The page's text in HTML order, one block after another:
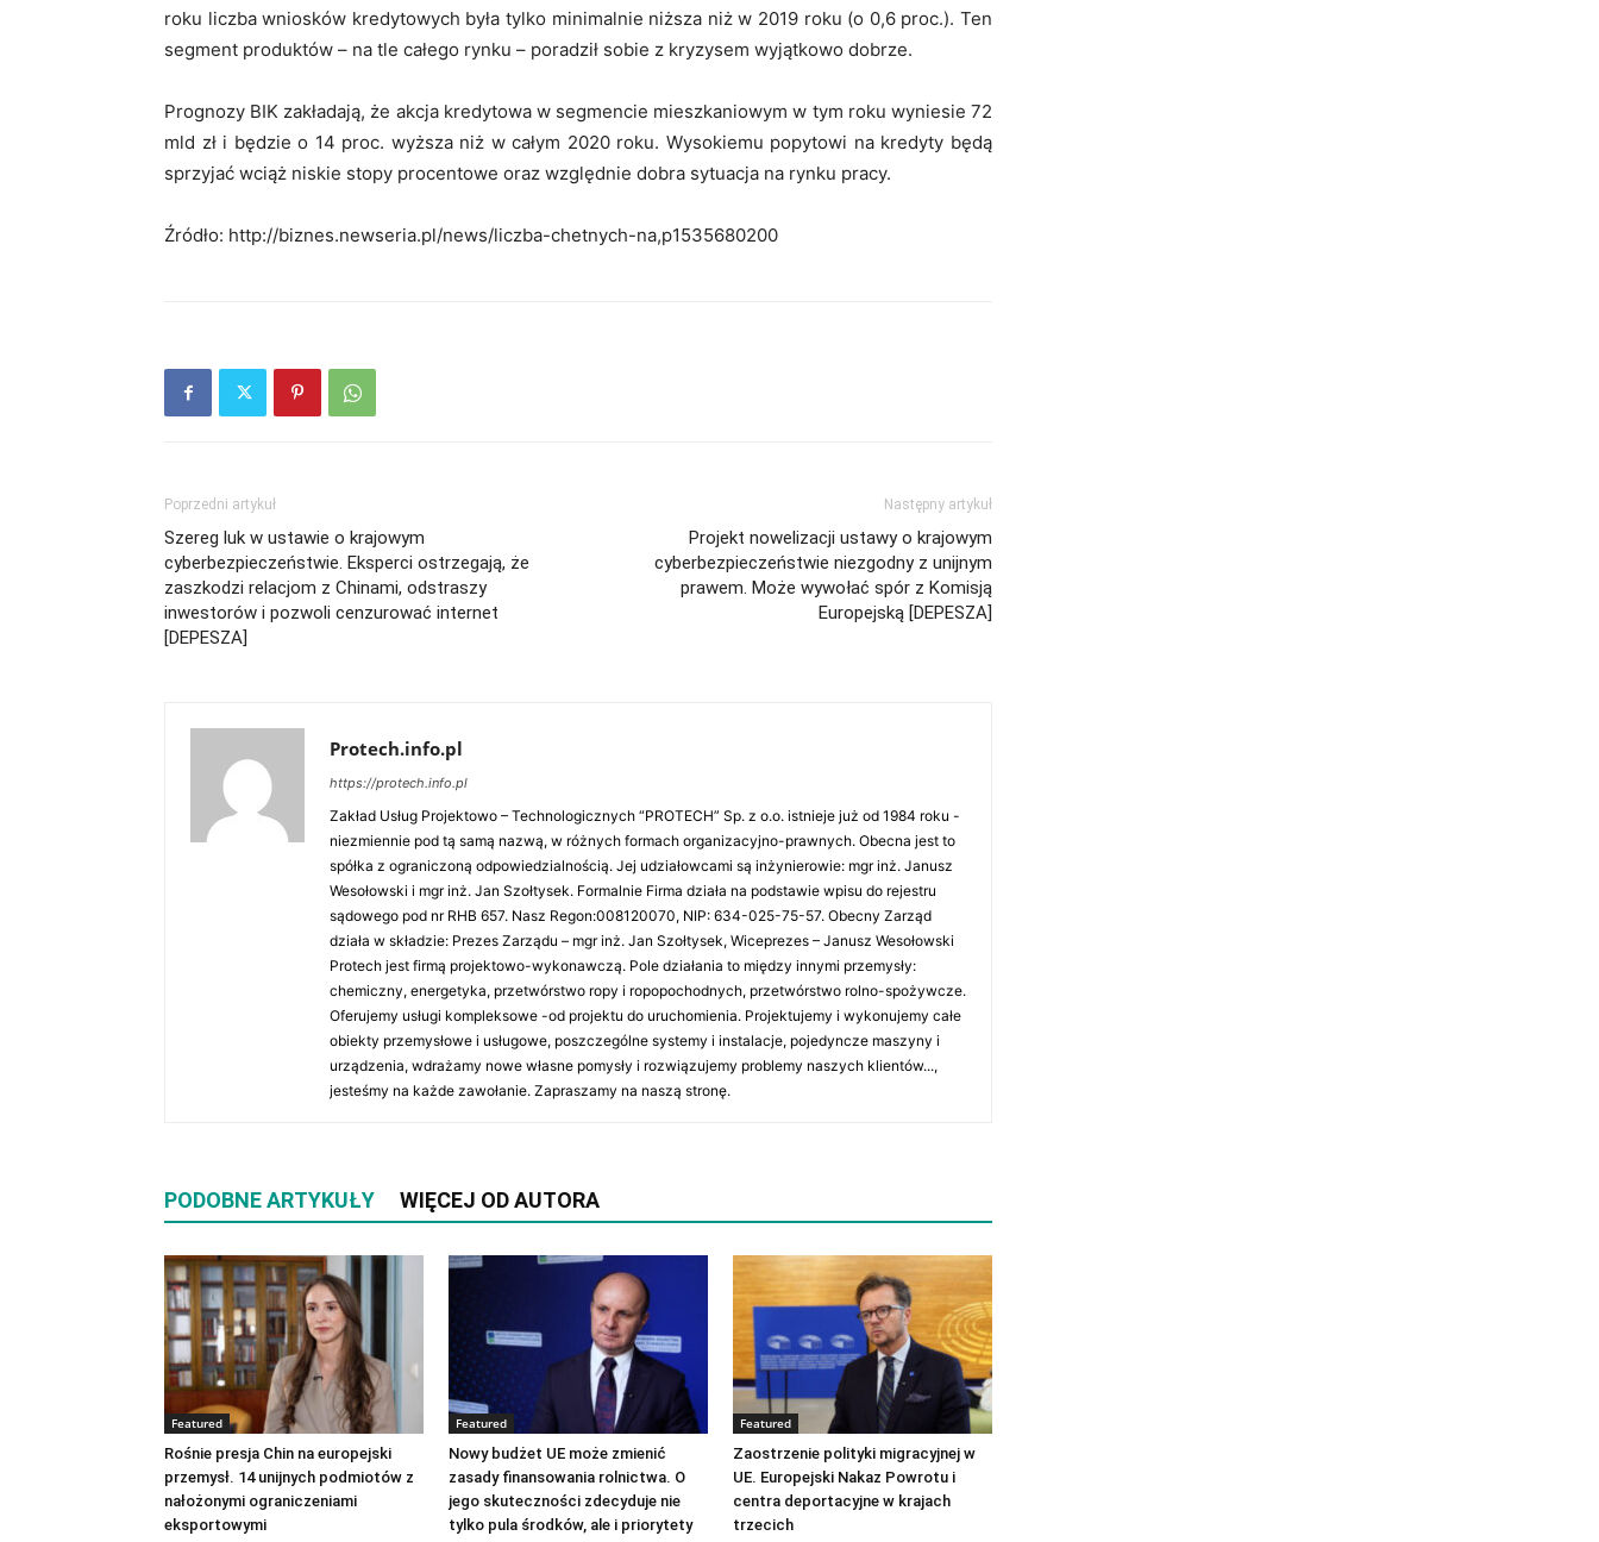
roku liczba wniosków kredytowych była tylko minimalnie niższa niż w 2019 roku (o 0,6 proc.). Ten
segment produktów – na tle całego rynku – poradził sobie z kryzysem wyjątkowo dobrze.
Prognozy BIK zakładają, że akcja kredytowa w segmencie mieszkaniowym w tym roku wyniesie 72
mld zł i będzie o 14 proc. wyższa niż w całym 2020 roku. Wysokiemu popytowi na kredyty będą
sprzyjać wciąż niskie stopy procentowe oraz względnie dobra sytuacja na rynku pracy.
Źródło: http://biznes.newseria.pl/news/liczba-chetnych-na,p1535680200
Poprzedni artykuł
Szereg luk w ustawie o krajowym
cyberbezpieczeństwie. Eksperci ostrzegają, że
zaszkodzi relacjom z Chinami, odstraszy
inwestorów i pozwoli cenzurować internet
[DEPESZA]
Następny artykuł
Projekt nowelizacji ustawy o krajowym
cyberbezpieczeństwie niezgodny z unijnym
prawem. Może wywołać spór z Komisją
Europejską [DEPESZA]
Protech.info.pl
https://protech.info.pl
Zakład Usług Projektowo – Technologicznych “PROTECH” Sp. z o.o. istnieje już od 1984 roku -
niezmiennie pod tą samą nazwą, w różnych formach organizacyjno-prawnych. Obecna jest to
spółka z ograniczoną odpowiedzialnością. Jej udziałowcami są inżynierowie: mgr inż. Janusz
Wesołowski i mgr inż. Jan Szołtysek. Formalnie Firma działa na podstawie wpisu do rejestru
sądowego pod nr RHB 657. Nasz Regon:008120070, NIP: 634-025-75-57. Obecny Zarząd
działa w składzie: Prezes Zarządu – mgr inż. Jan Szołtysek, Wiceprezes – Janusz Wesołowski
Protech jest firmą projektowo-wykonawczą. Pole działania to między innymi przemysły:
chemiczny, energetyka, przetwórstwo ropy i ropopochodnych, przetwórstwo rolno-spożywcze.
Oferujemy usługi kompleksowe -od projektu do uruchomienia. Projektujemy i wykonujemy całe
obiekty przemysłowe i usługowe, poszczególne systemy i instalacje, pojedyncze maszyny i
urządzenia, wdrażamy nowe własne pomysły i rozwiązujemy problemy naszych klientów...,
jesteśmy na każde zawołanie. Zapraszamy na naszą stronę.
PODOBNE ARTYKUŁY WIĘCEJ OD AUTORA
Featured
Rośnie presja Chin na europejski
przemysł. 14 unijnych podmiotów z
nałożonymi ograniczeniami
eksportowymi
Featured
Nowy budżet UE może zmienić
zasady finansowania rolnictwa. O
jego skuteczności zdecyduje nie
tylko pula środków, ale i priorytety
Featured
Zaostrzenie polityki migracyjnej w
UE. Europejski Nakaz Powrotu i
centra deportacyjne w krajach
trzecich